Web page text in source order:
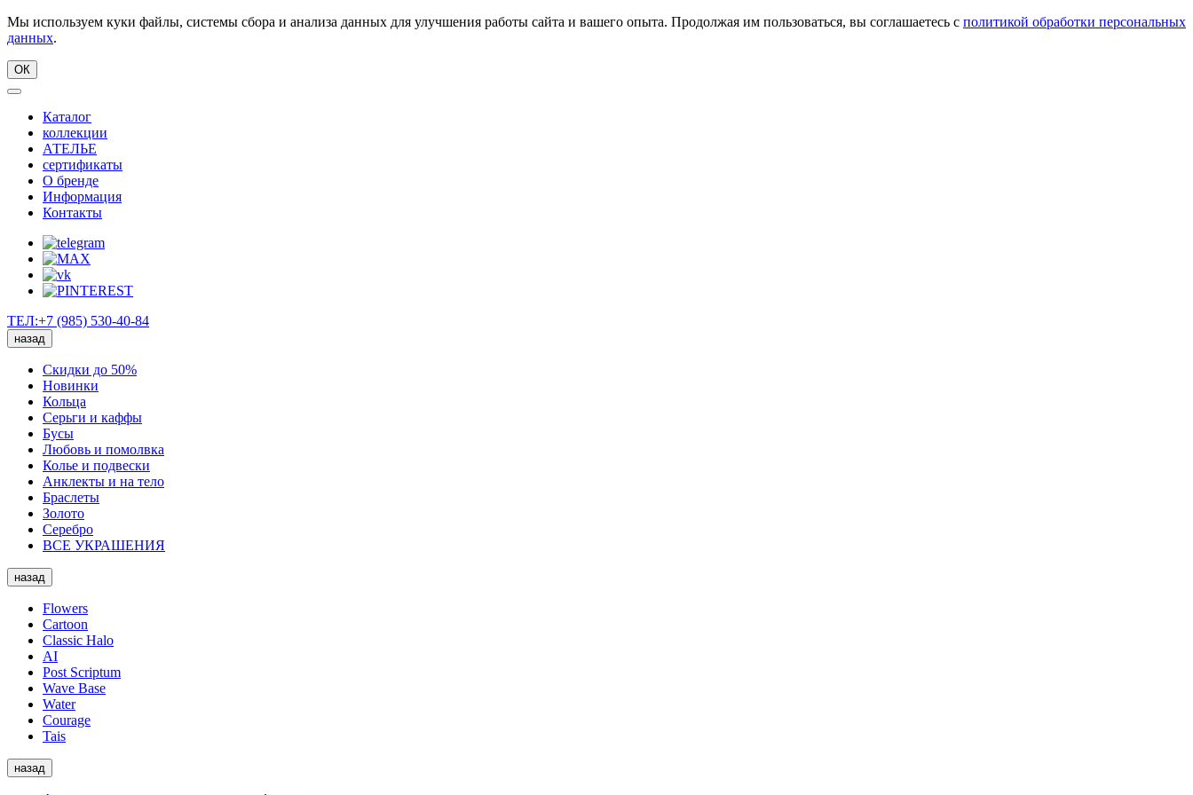
Мы используем куки файлы, системы сбора и анализа данных для улучшения работы сайта и вашего опыта. Продолжая им пользоваться, вы соглашаетесь с политикой обработки персональных
данных.
ОК
Каталог
коллекции
АТЕЛЬЕ
сертификаты
О бренде
Информация
Контакты
ТЕЛ:+7 (985) 530-40-84
назад
Скидки до 50%
Новинки
Кольца
Серьги и каффы
Бусы
Любовь и помолвка
Колье и подвески
Анклекты и на тело
Браслеты
Золото
Серебро
ВСЕ УКРАШЕНИЯ
назад
Flowers
Cartoon
Classic Halo
AI
Post Scriptum
Wave Base
Water
Courage
Tais
назад